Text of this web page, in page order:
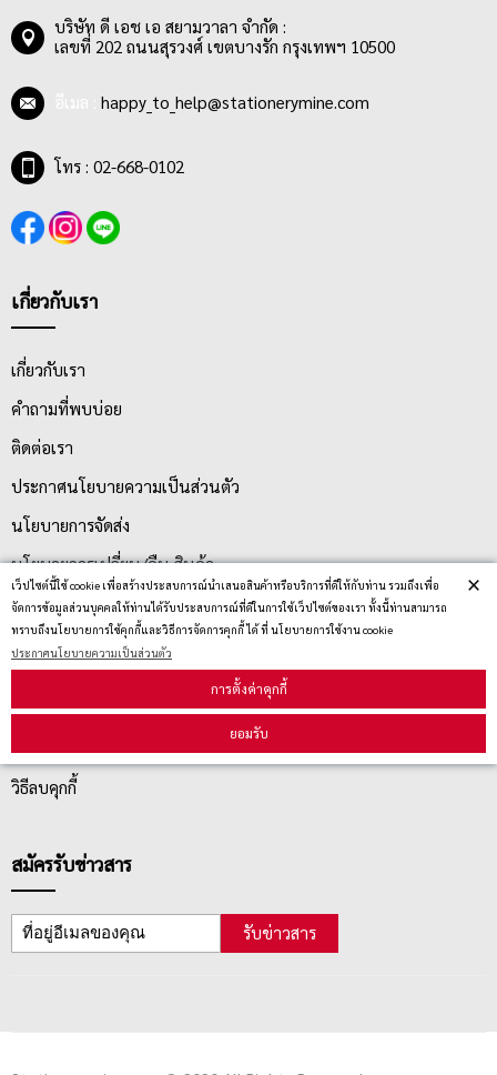
เว็ปไซต์นี้ใช้ cookie เพื่อสร้างประสบการณ์นำเสนอสินค้าหรือบริการที่ดีให้กับท่าน รวมถึงเพื่อ
จัดการข้อมูลส่วนบุคคลให้ท่านได้รับประสบการณ์ที่ดีในการใช้เว็ปไซต์ของเรา ทั้งนี้ท่านสามารถ
ทราบถึงนโยบายการใช้คุกกี้และวิธีการจัดการคุกกี้ ได้ ที่ นโยบายการใช้งาน cookie
ประกาศนโยบายความเป็นส่วนตัว
การตั้งค่าคุกกี้
ยอมรับ
×
บริษัท ดี เอช เอ สยามวาลา จำกัด :
เลขที่ 202 ถนนสุรวงศ์ เขตบางรัก กรุงเทพฯ 10500
happy_to_help@stationerymine.com
โทร : 02-668-0102
เกี่ยวกับเรา
เกี่ยวกับเรา
คำถามที่พบบ่อย
ติดต่อเรา
ประกาศนโยบายความเป็นส่วนตัว
นโยบายการจัดส่ง
นโยบายการเปลี่ยน/คืน สินค้า
บริการลูกค้า
ตรวจสอบสถานะสินค้า
คู่มือนักช้อป
วิธีลบคุกกี้
สมัครรับข่าวสาร
รับข่าวสาร